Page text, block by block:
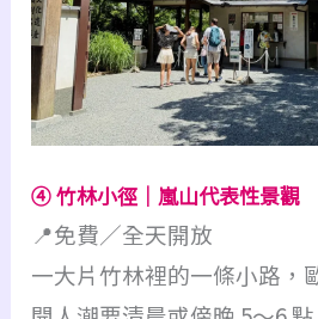
④ 竹林小徑｜嵐山代表性景觀
📍免費／全天開放
一大片竹林裡的一條小路，